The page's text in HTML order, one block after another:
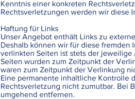
Kenntnis einer konkreten
Rechtsverletzungen werden wir diese
Haftung für Links
Unser Angebot enthält Links zu
Deshalb können wir für diese fremden
verlinkten Seiten ist stets der
Seiten wurden zum Zeitpunkt der
waren zum Zeitpunkt der Verlinkung
Eine permanente inhaltliche Kontrolle
Rechtsverletzung nicht zumutbar. Bei
umgehend entfernen.